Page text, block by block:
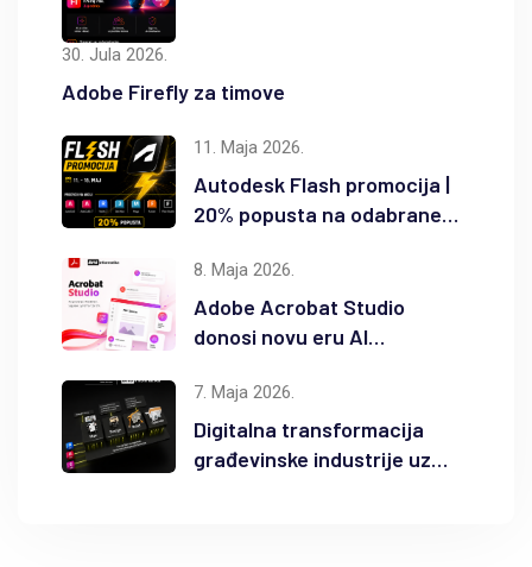
30. Jula 2026.
Adobe Firefly za timove
11. Maja 2026.
Autodesk Flash promocija |
20% popusta na odabrane
8. Maja 2026.
Adobe Acrobat Studio
donosi novu eru AI
7. Maja 2026.
Digitalna transformacija
građevinske industrije uz